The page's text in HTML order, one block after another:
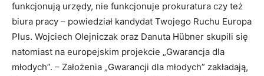
funkcjonują urzędy, nie funkcjonuje prokuratura czy też
biura pracy – powiedział kandydat Twojego Ruchu Europa
Plus. Wojciech Olejniczak oraz Danuta Hübner skupili się
natomiast na europejskim projekcie „Gwarancja dla
młodych”. – Założenia „Gwarancji dla młodych” zakładają,